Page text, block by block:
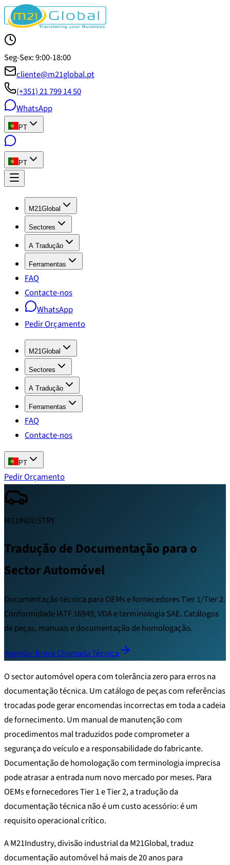
Seg-Sex: 9:00-18:00
cliente@m21global.pt
(+351) 21 799 14 50
WhatsApp
PT
PT
M21Global
Sectores
A Tradução
Ferramentas
FAQ
Contacte-nos
WhatsApp
Pedir Orçamento
M21Global
Sectores
A Tradução
Ferramentas
FAQ
Contacte-nos
PT
Pedir Orçamento
M21INDUSTRY
Tradução de Documentação para o
Sector Automóvel
Documentação técnica para OEMs e fornecedores Tier 1/Tier 2.
Conformidade IATF 16949, VDA e terminologia SAE. Catálogos
de peças, manuais e documentação de homologação.
Agendar Breve Chamada Técnica
O sector automóvel opera com tolerância zero para erros na
documentação técnica. Um catálogo de peças com referências
trocadas pode gerar encomendas incorrectas em toda a cadeia
de fornecimento. Um manual de manutenção com
procedimentos mal traduzidos pode comprometer a
segurança do veículo e a responsabilidade do fabricante.
Documentação de homologação com terminologia imprecisa
pode atrasar a entrada num novo mercado por meses. Para
OEMs e fornecedores Tier 1 e Tier 2, a tradução da
documentação técnica não é um custo acessório: é um
requisito operacional crítico.
A M21Industry, divisão industrial da M21Global, traduz
documentação automóvel há mais de 20 anos para